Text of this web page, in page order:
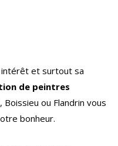
intérêt et surtout sa
de peintres
Boissieu ou Flandrin vous
bonheur.